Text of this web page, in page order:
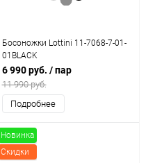
Босоножки Lottini 11-7068-7-01-
01BLACK
6 990 руб. / пар
11 990 руб.
Подробнее
Новинка
Скидки